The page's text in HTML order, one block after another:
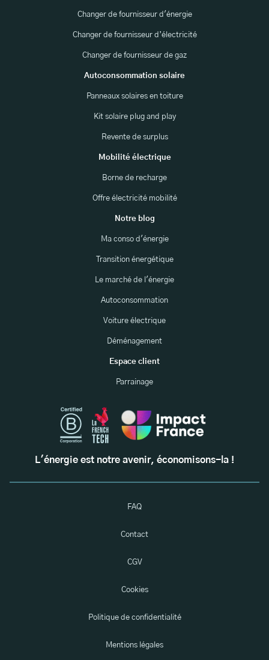
Changer de fournisseur d'énergie
Changer de fournisseur d’électricité
Changer de fournisseur de gaz
Autoconsommation solaire
Panneaux solaires en toiture
Kit solaire plug and play
Revente de surplus
Mobilité électrique
Borne de recharge
Offre électricité mobilité
Notre blog
Ma conso d'énergie
Transition énergétique
Le marché de l'énergie
Autoconsommation
Voiture électrique
Déménagement
Espace client
Parrainage
L'énergie est notre avenir, économisons-la !
FAQ
Contact
CGV
Cookies
Politique de confidentialité
Mentions légales